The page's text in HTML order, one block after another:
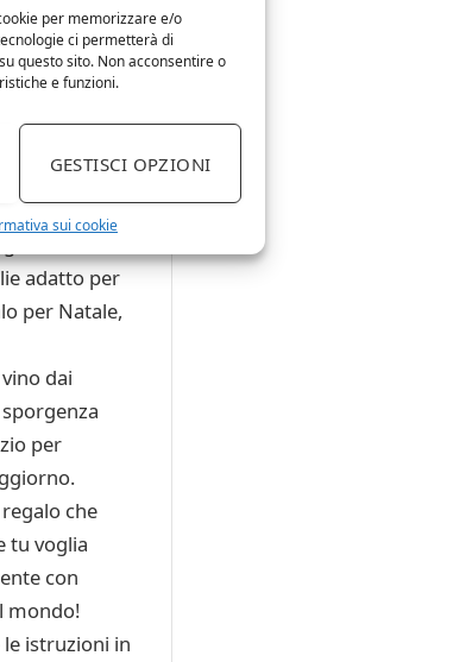
per memorizzare e/o
ci permetterà di
questo sito. Non acconsentire o
e funzioni.
GESTISCI OPZIONI
sui cookie
del
o spazio
rustico
adatto per
per Natale,
dai
per
che
tu voglia
con
mondo!
istruzioni in